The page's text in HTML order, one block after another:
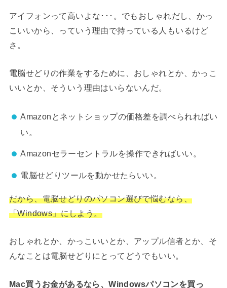
アイフォンって高いよな･･･。でもおしゃれだし、かっ
こいいから、っていう理由で持っている人もいるけど
さ。
電脳せどりの作業をするために、おしゃれとか、かっこ
いいとか、そういう理由はいらないんだ。
Amazonとネットショップの価格差を調べられればい
い。
Amazonセラーセントラルを操作できればいい。
電脳せどりツールを動かせたらいい。
だから、電脳せどりのパソコン選びで悩むなら、
「Windows」にしよう。
おしゃれとか、かっこいいとか、アップル信者とか、そ
んなことは電脳せどりにとってどうでもいい。
Mac買うお金があるなら、Windowsパソコンを買っ